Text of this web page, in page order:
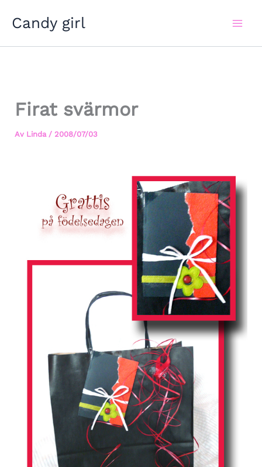
Candy girl
Firat svärmor
Av Linda / 2008/07/03